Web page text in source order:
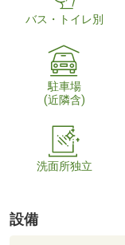
バス・トイレ別
駐車場
(近隣含)
洗面所独立
設備